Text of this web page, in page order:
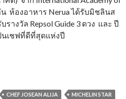
น ห้องอาหาร Nerua ได้รับมิชลินส
างวัล Repsol Guide 3 ดวง และ ปี
นเชฟที่ดีที่สุดแห่งปี
CHEF JOSEAN ALIJA
MICHELIN STAR